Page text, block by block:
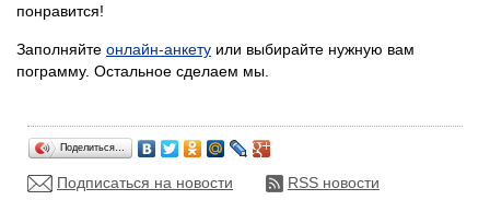
понравится!
Заполняйте онлайн-анкету или выбирайте нужную вам
пограмму. Остальное сделаем мы.
Поделиться…
Подписаться на новости RSS новости